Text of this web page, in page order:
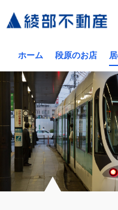
ホーム 段原のお店